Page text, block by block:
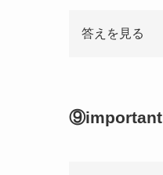
答えを見る
⑨important